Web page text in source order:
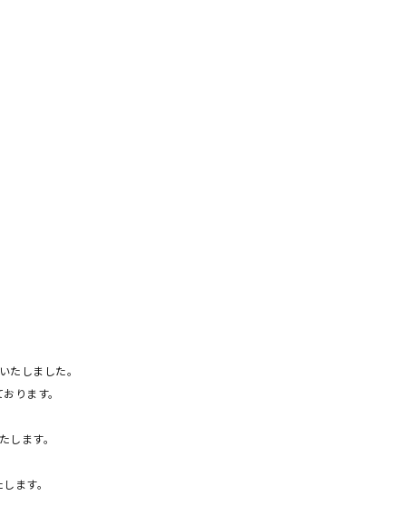
しました。
ります。
ます。
ます。